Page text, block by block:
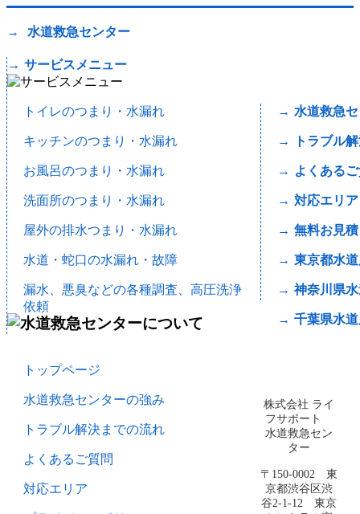
水道救急センター
サービスメニュー
トイレのつまり・水漏れ
キッチンのつまり・水漏れ
お風呂のつまり・水漏れ
洗面所のつまり・水漏れ
屋外の排水つまり・水漏れ
水道・蛇口の水漏れ・故障
漏水、悪臭などの各種調査、高圧洗浄
依頼
水道救急
トラブル
よくある
対応エリア
無料お見
東京都水
神奈川県
千葉県水
トップページ
水道救急センターの強み
トラブル解決までの流れ
よくあるご質問
対応エリア
株式会社 ライ
フサポート
水道救急セン
ター
〒150-0002 東
京都渋谷区渋
谷2-1-12 東京